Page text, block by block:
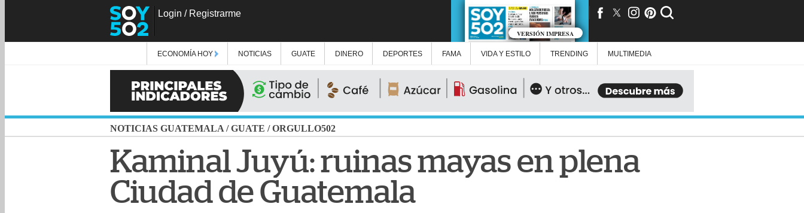
Login / Registrarme
VERSIÓN IMPRESA
ECONOMÍA HOY NOTICIAS GUATE DINERO DEPORTES FAMA VIDA Y ESTILO TRENDING MULTIMEDIA
NOTICIAS GUATEMALA /GUATE /ORGULLO502
Kaminal Juyú: ruinas mayas en plena
Ciudad de Guatemala